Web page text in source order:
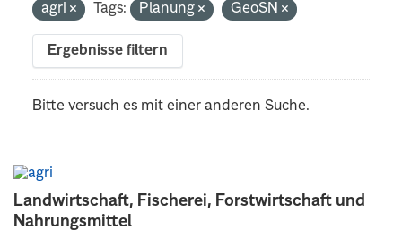
Landwirtschaft, Fischerei, Forstwirtschaft und
Nahrungsmittel
agri
Tags: Planung GeoSN
Ergebnisse filtern
Bitte versuch es mit einer anderen Suche.